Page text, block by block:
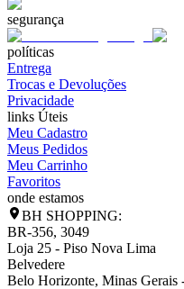
segurança
políticas
Entrega
Trocas e Devoluções
Privacidade
links Úteis
Meu Cadastro
Meus Pedidos
Meu Carrinho
Favoritos
onde estamos
BH SHOPPING:
BR-356, 3049
Loja 25 - Piso Nova Lima
Belvedere
Belo Horizonte, Minas Gerais